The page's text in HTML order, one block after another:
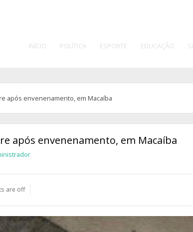
INÍCIO POLÍTICA ESPORTE EDUCAÇÃO
após envenenamento, em Macaíba
após envenenamento, em Macaíba
are off